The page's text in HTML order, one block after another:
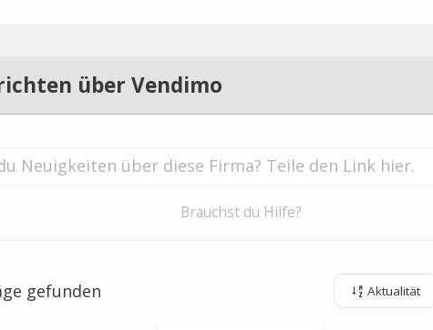
über Vendimo
Brauchst du Hilfe?
gefunden Aktualität